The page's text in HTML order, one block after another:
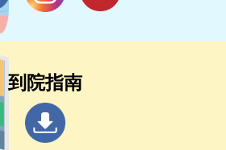
到院指南